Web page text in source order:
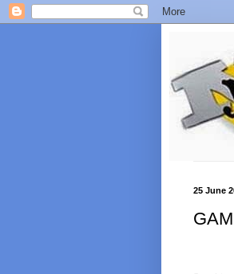
25 June